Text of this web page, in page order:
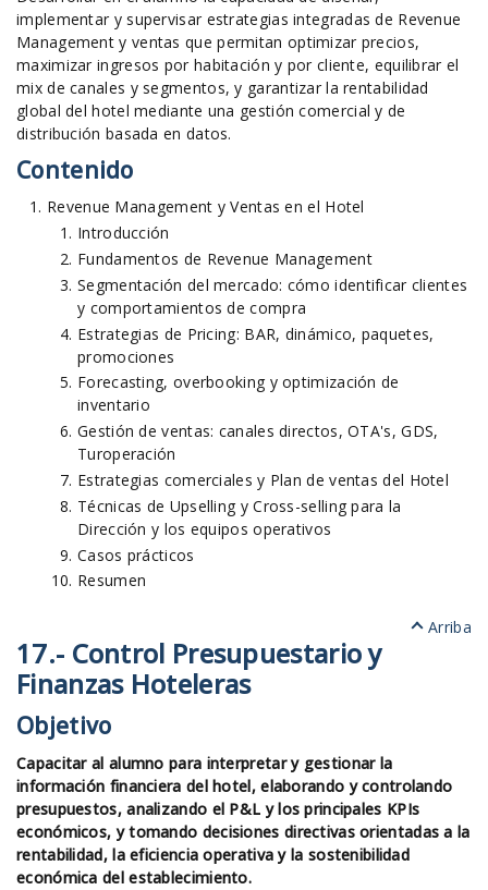
implementar y supervisar estrategias integradas de Revenue
Management y ventas que permitan optimizar precios,
maximizar ingresos por habitación y por cliente, equilibrar el
mix de canales y segmentos, y garantizar la rentabilidad
global del hotel mediante una gestión comercial y de
distribución basada en datos.
Contenido
Revenue Management y Ventas en el Hotel
Introducción
Fundamentos de Revenue Management
Segmentación del mercado: cómo identificar clientes
y comportamientos de compra
Estrategias de Pricing: BAR, dinámico, paquetes,
promociones
Forecasting, overbooking y optimización de
inventario
Gestión de ventas: canales directos, OTA's, GDS,
Turoperación
Estrategias comerciales y Plan de ventas del Hotel
Técnicas de Upselling y Cross-selling para la
Dirección y los equipos operativos
Casos prácticos
Resumen
Arriba
17.- Control Presupuestario y
Finanzas Hoteleras
Objetivo
Capacitar al alumno para interpretar y gestionar la
información financiera del hotel, elaborando y controlando
presupuestos, analizando el P&L y los principales KPIs
económicos, y tomando decisiones directivas orientadas a la
rentabilidad, la eficiencia operativa y la sostenibilidad
económica del establecimiento.